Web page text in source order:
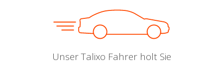
Unser Talixo Fahrer holt Sie